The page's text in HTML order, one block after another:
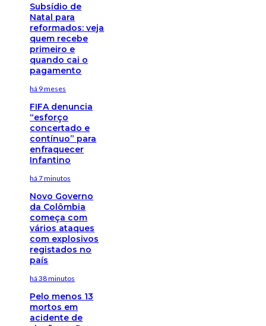
Subsídio de
Natal para
reformados: veja
quem recebe
primeiro e
quando cai o
pagamento
há 9 meses
FIFA denuncia
“esforço
concertado e
contínuo” para
enfraquecer
Infantino
há 7 minutos
Novo Governo
da Colômbia
começa com
vários ataques
com explosivos
registados no
país
há 38 minutos
Pelo menos 13
mortos em
acidente de